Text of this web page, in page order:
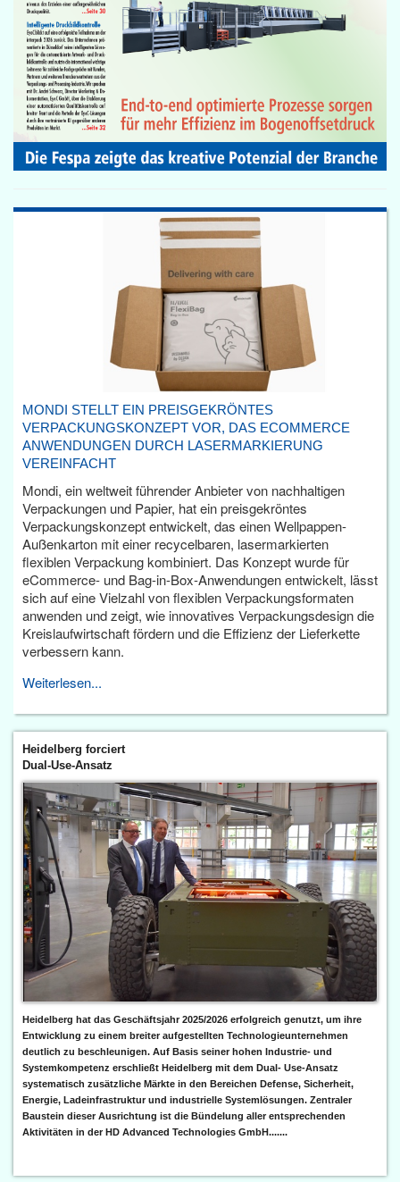
MONDI STELLT EIN PREISGEKRÖNTES
VERPACKUNGSKONZEPT VOR, DAS ECOMMERCE
ANWENDUNGEN DURCH LASERMARKIERUNG
VEREINFACHT
Mondi, ein weltweit führender Anbieter von nachhaltigen
Verpackungen und Papier, hat ein preisgekröntes
Verpackungskonzept entwickelt, das einen Wellpappen-
Außenkarton mit einer recycelbaren, lasermarkierten
flexiblen Verpackung kombiniert. Das Konzept wurde für
eCommerce- und Bag-in-Box-Anwendungen entwickelt, lässt
sich auf eine Vielzahl von flexiblen Verpackungsformaten
anwenden und zeigt, wie innovatives Verpackungsdesign die
Kreislaufwirtschaft fördern und die Effizienz der Lieferkette
verbessern kann.
Weiterlesen...
Heidelberg forciert
Dual-Use-Ansatz
Heidelberg hat das Geschäftsjahr 2025/2026 erfolgreich genutzt, um ihre
Entwicklung zu einem breiter aufgestellten Technologieunternehmen
deutlich zu beschleunigen. Auf Basis seiner hohen Industrie- und
Systemkompetenz erschließt Heidelberg mit dem Dual- Use-Ansatz
systematisch zusätzliche Märkte in den Bereichen Defense, Sicherheit,
Energie, Ladeinfrastruktur und industrielle Systemlösungen. Zentraler
Baustein dieser Ausrichtung ist die Bündelung aller entsprechenden
Aktivitäten in der HD Advanced Technologies GmbH.......